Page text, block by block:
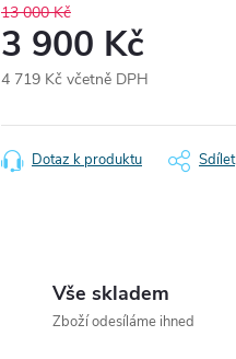
13 000 Kč
3 900 Kč
4 719 Kč včetně DPH
cena:
Dotaz k produktu Sdílet
Vše skladem
Zboží odesíláme ihned